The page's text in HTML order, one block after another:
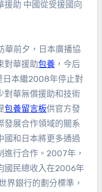
援助 中國從受援國向
華前夕，日本廣播協
對華援助包養，今后
日本繼2008年停止對
對華無償援助和技術
包養留言板供官方發
發展合作領域的關系
國和日本將更多通過
進行合作。2007年，
國民總收入在2006年
界銀行的劃分標準，